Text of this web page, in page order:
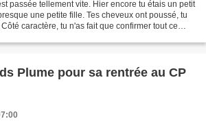
passée tellement vite. Hier encore tu étais un petit
une petite fille. Tes cheveux ont poussé, tu
caractère, tu n'as fait que confirmer tout ce
Plume pour sa rentrée au CP